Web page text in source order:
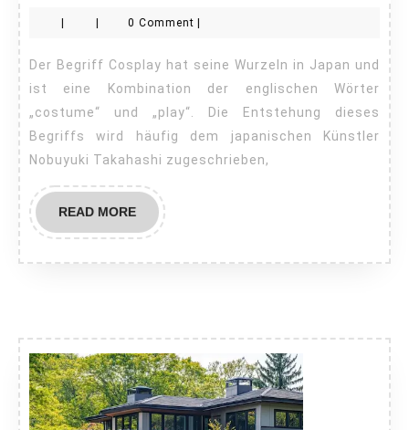
wurde
der
Begriff
| | 0 Comment |
Der Begriff Cosplay hat seine Wurzeln in Japan und
ist eine Kombination der englischen Wörter
„costume“ und „play“. Die Entstehung dieses
Begriffs wird häufig dem japanischen Künstler
Nobuyuki Takahashi zugeschrieben,
READ MOREREAD
MORE